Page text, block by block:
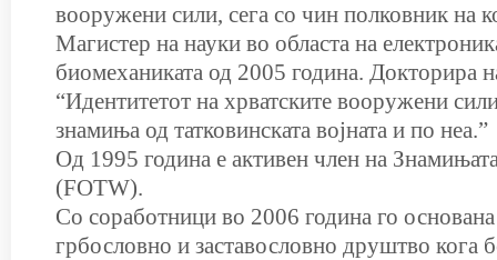
вооружени сили, сега со чин полковник на
Магистер на науки во областа на
биомеханиката од 2005 година. Докторира
“Идентитетот на хрватските вооружени
знамиња од татковинската војната и по неа.”
Од 1995 година е активен член на
(FOTW).
Со соработници во 2006 година го
грбословно и заставословно друштво кога